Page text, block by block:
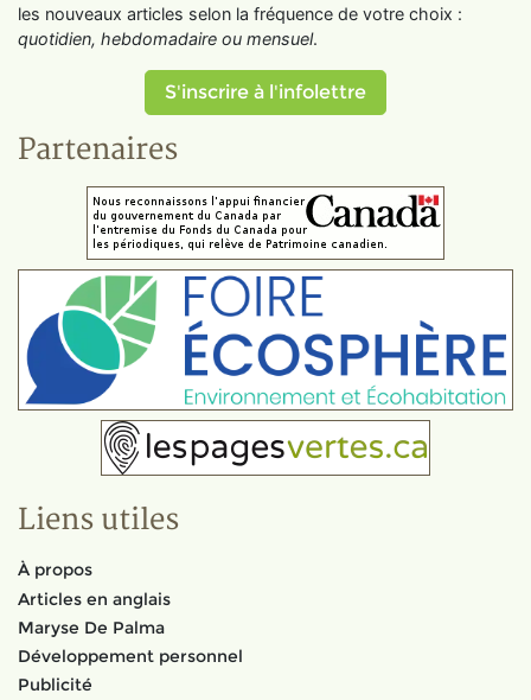
les nouveaux articles selon la fréquence de votre choix :
quotidien, hebdomadaire ou mensuel.
S'inscrire à l'infolettre
Partenaires
Liens utiles
À propos
Articles en anglais
Maryse De Palma
Développement personnel
Publicité